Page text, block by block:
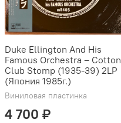
Duke Ellington And His
Famous Orchestra ‎– Cotton
Club Stomp (1935-39) 2LP
(Япония 1985г.)
Виниловая пластинка
4 700 ₽